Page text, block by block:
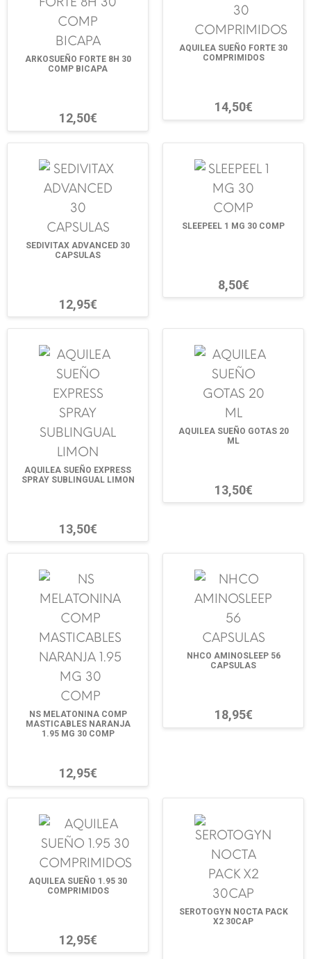
ARKOSUEÑO FORTE 8H 30
COMP BICAPA
12,50€
AQUILEA SUEÑO FORTE 30
COMPRIMIDOS
14,50€
SEDIVITAX ADVANCED 30
CAPSULAS
12,95€
SLEEPEEL 1 MG 30 COMP
8,50€
AQUILEA SUEÑO EXPRESS
SPRAY SUBLINGUAL LIMON
13,50€
AQUILEA SUEÑO GOTAS 20
ML
13,50€
NS MELATONINA COMP
MASTICABLES NARANJA
1.95 MG 30 COMP
12,95€
NHCO AMINOSLEEP 56
CAPSULAS
18,95€
AQUILEA SUEÑO 1.95 30
COMPRIMIDOS
12,95€
SEROTOGYN NOCTA PACK
X2 30CAP